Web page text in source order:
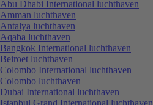
Abu Dhabi International luchthaven
Amman luchthaven
Antalya luchthaven
Aqaba luchthaven
Bangkok International luchthaven
Beiroet luchthaven
Colombo International luchthaven
Colombo luchthaven
Dubai International luchthaven
Istanbul Grand International luchthaven